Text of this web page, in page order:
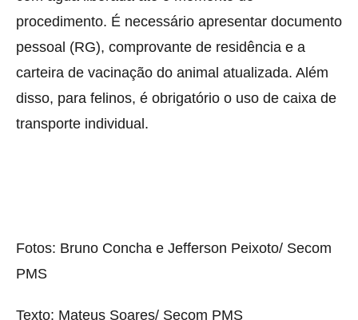
procedimento. É necessário apresentar documento
pessoal (RG), comprovante de residência e a
carteira de vacinação do animal atualizada. Além
disso, para felinos, é obrigatório o uso de caixa de
transporte individual.
Fotos: Bruno Concha e Jefferson Peixoto/ Secom
PMS
Texto: Mateus Soares/ Secom PMS